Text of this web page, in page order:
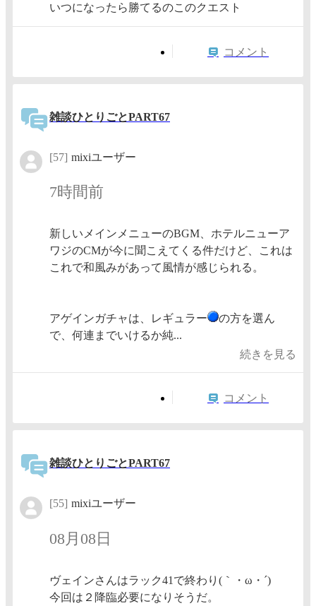
いつになったら勝てるのこのクエスト
コメント
雑談ひとりごとPART67
[57] mixiユーザー
7時間前
新しいメインメニューのBGM、ホテルニューア
ワジのCMが今に聞こえてくる件だけど、これは
これで和風みがあって風情が感じられる。
アゲインガチャは、レギュラー
の方を選ん
で、何連までいけるか純...
続きを見る
コメント
雑談ひとりごとPART67
[55] mixiユーザー
08月08日
ヴェインさんはラック41で終わり(｀・ω・´)
今回は２降臨必要になりそうだ。